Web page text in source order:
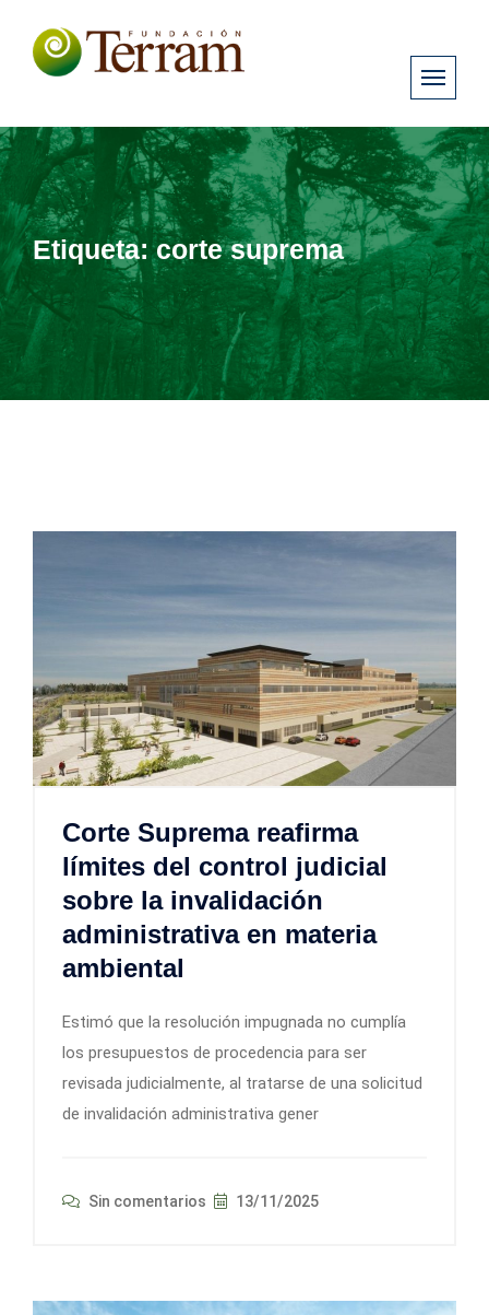
Etiqueta:corte suprema
Corte Suprema reafirma
límites del control judicial
sobre la invalidación
administrativa en materia
ambiental
Estimó que la resolución impugnada no cumplía
los presupuestos de procedencia para ser
revisada judicialmente, al tratarse de una solicitud
de invalidación administrativa gener
Sin comentarios 13/11/2025